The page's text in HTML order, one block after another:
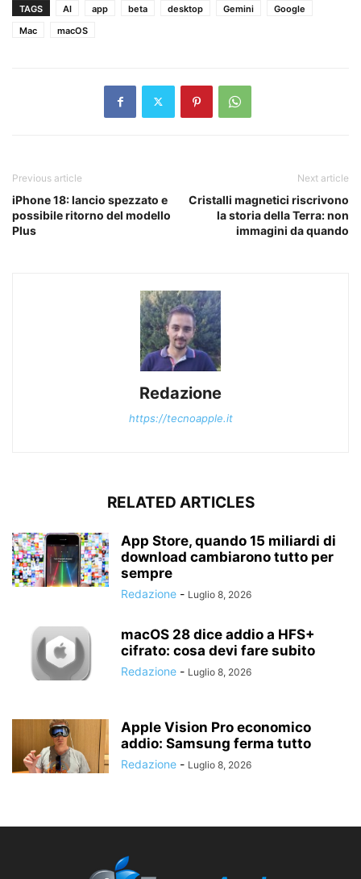
TAGS AI app beta desktop Gemini
Google
Mac
macOS
Previous article
iPhone 18: lancio spezzato e
possibile ritorno del modello
Plus
Next article
Cristalli magnetici riscrivono
la storia della Terra: non
immagini da quando
Redazione
https://tecnoapple.it
RELATED ARTICLES
App Store, quando 15 miliardi di
download cambiarono tutto per
sempre
Redazione - Luglio 8, 2026
macOS 28 dice addio a HFS+
cifrato: cosa devi fare subito
Redazione - Luglio 8, 2026
Apple Vision Pro economico
addio: Samsung ferma tutto
Redazione - Luglio 8, 2026